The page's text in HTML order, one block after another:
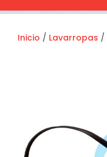
Inicio / Lavarropas /